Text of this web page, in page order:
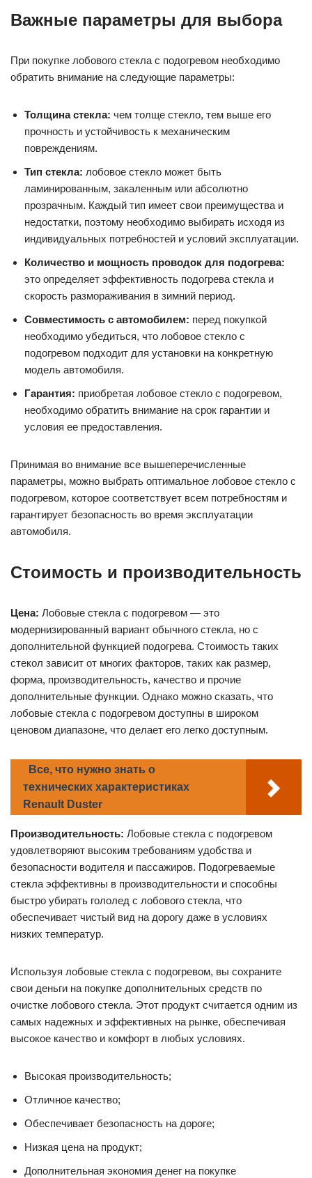
Важные параметры для выбора
При покупке лобового стекла с подогревом необходимо
обратить внимание на следующие параметры:
Толщина стекла: чем толще стекло, тем выше его
прочность и устойчивость к механическим
повреждениям.
Тип стекла: лобовое стекло может быть
ламинированным, закаленным или абсолютно
прозрачным. Каждый тип имеет свои преимущества и
недостатки, поэтому необходимо выбирать исходя из
индивидуальных потребностей и условий эксплуатации.
Количество и мощность проводок для подогрева:
это определяет эффективность подогрева стекла и
скорость размораживания в зимний период.
Совместимость с автомобилем: перед покупкой
необходимо убедиться, что лобовое стекло с
подогревом подходит для установки на конкретную
модель автомобиля.
Гарантия: приобретая лобовое стекло с подогревом,
необходимо обратить внимание на срок гарантии и
условия ее предоставления.
Принимая во внимание все вышеперечисленные
параметры, можно выбрать оптимальное лобовое стекло с
подогревом, которое соответствует всем потребностям и
гарантирует безопасность во время эксплуатации
автомобиля.
Стоимость и производительность
Цена: Лобовые стекла с подогревом — это
модернизированный вариант обычного стекла, но с
дополнительной функцией подогрева. Стоимость таких
стекол зависит от многих факторов, таких как размер,
форма, производительность, качество и прочие
дополнительные функции. Однако можно сказать, что
лобовые стекла с подогревом доступны в широком
ценовом диапазоне, что делает его легко доступным.
Все, что нужно знать о
технических характеристиках
Renault Duster
Производительность: Лобовые стекла с подогревом
удовлетворяют высоким требованиям удобства и
безопасности водителя и пассажиров. Подогреваемые
стекла эффективны в производительности и способны
быстро убирать гололед с лобового стекла, что
обеспечивает чистый вид на дорогу даже в условиях
низких температур.
Используя лобовые стекла с подогревом, вы сохраните
свои деньги на покупке дополнительных средств по
очистке лобового стекла. Этот продукт считается одним из
самых надежных и эффективных на рынке, обеспечивая
высокое качество и комфорт в любых условиях.
Высокая производительность;
Отличное качество;
Обеспечивает безопасность на дороге;
Низкая цена на продукт;
Дополнительная экономия денег на покупке